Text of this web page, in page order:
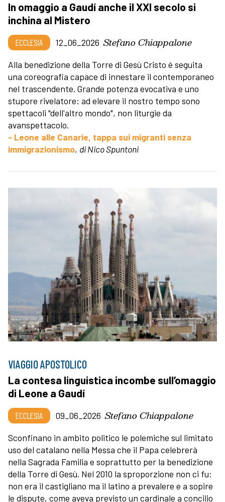
In omaggio a Gaudí anche il XXI secolo si
inchina al Mistero
ECCLESIA 12_06_2026 Stefano Chiappalone
Alla benedizione della Torre di Gesù Cristo è seguita
una coreografia capace di innestare il contemporaneo
nel trascendente. Grande potenza evocativa e uno
stupore rivelatore: ad elevare il nostro tempo sono
spettacoli "dell'altro mondo", non liturgie da
avanspettacolo.
- Leone alle Canarie, tappa sui migranti senza
immigrazionismo, di Nico Spuntoni
VIAGGIO APOSTOLICO
La contesa linguistica incombe sull’omaggio
di Leone a Gaudí
ECCLESIA 09_06_2026 Stefano Chiappalone
Sconfinano in ambito politico le polemiche sul limitato
uso del catalano nella Messa che il Papa celebrerà
nella Sagrada Familia e soprattutto per la benedizione
della Torre di Gesù. Nel 2010 la sproporzione non ci fu:
non era il castigliano ma il latino a prevalere e a sopire
le dispute, come aveva previsto un cardinale a concilio